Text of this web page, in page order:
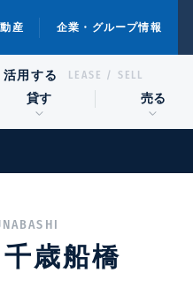
産 企業・グループ情報
活用する LEASE / SELL
貸す 売る
歳船橋